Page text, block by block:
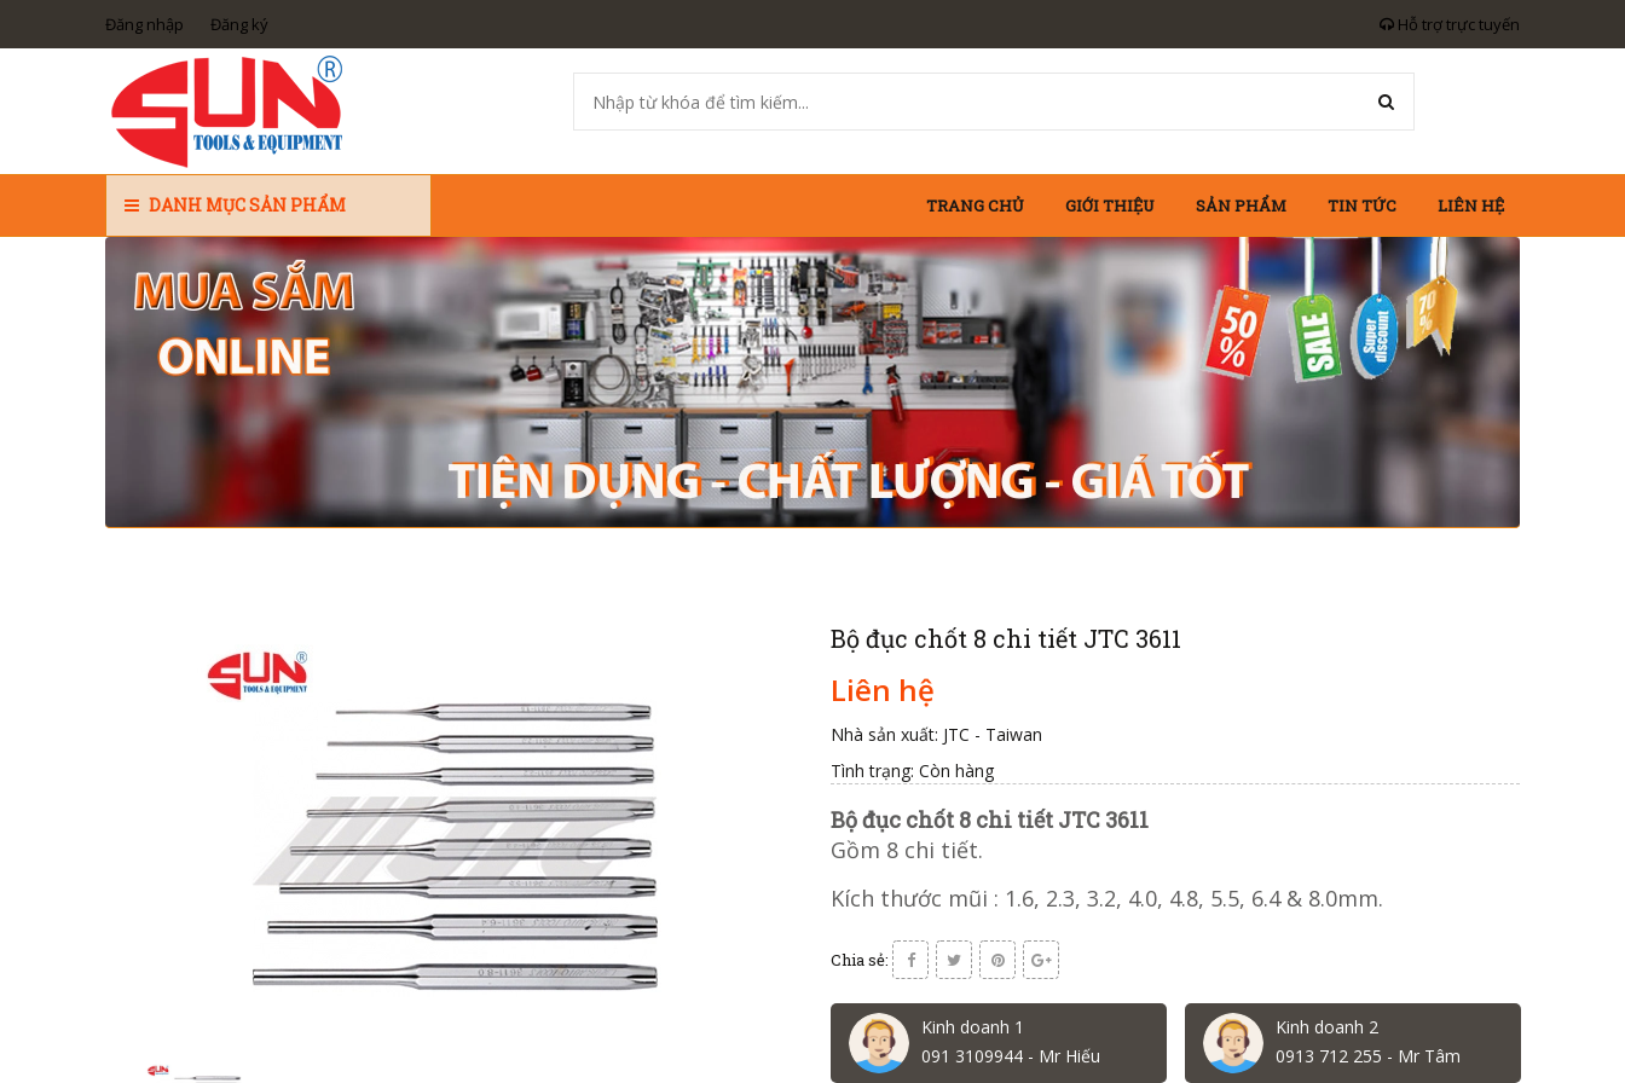
Đăng nhập Đăng ký Hỗ trợ trực tuyến
DANH MỤC SẢN PHẨM TRANG CHỦ GIỚI THIỆU SẢN PHẨM TIN TỨC LIÊN HỆ
Bộ đục chốt 8 chi tiết JTC 3611
Liên hệ
Nhà sản xuất: JTC - Taiwan
Tình trạng: Còn hàng
Bộ đục chốt 8 chi tiết JTC 3611
Gồm 8 chi tiết.
Kích thước mũi : 1.6, 2.3, 3.2, 4.0, 4.8, 5.5, 6.4 & 8.0mm.
Chia sẻ:
Kinh doanh 1
091 3109944 - Mr Hiếu
Kinh doanh 2
0913 712 255 - Mr Tâm